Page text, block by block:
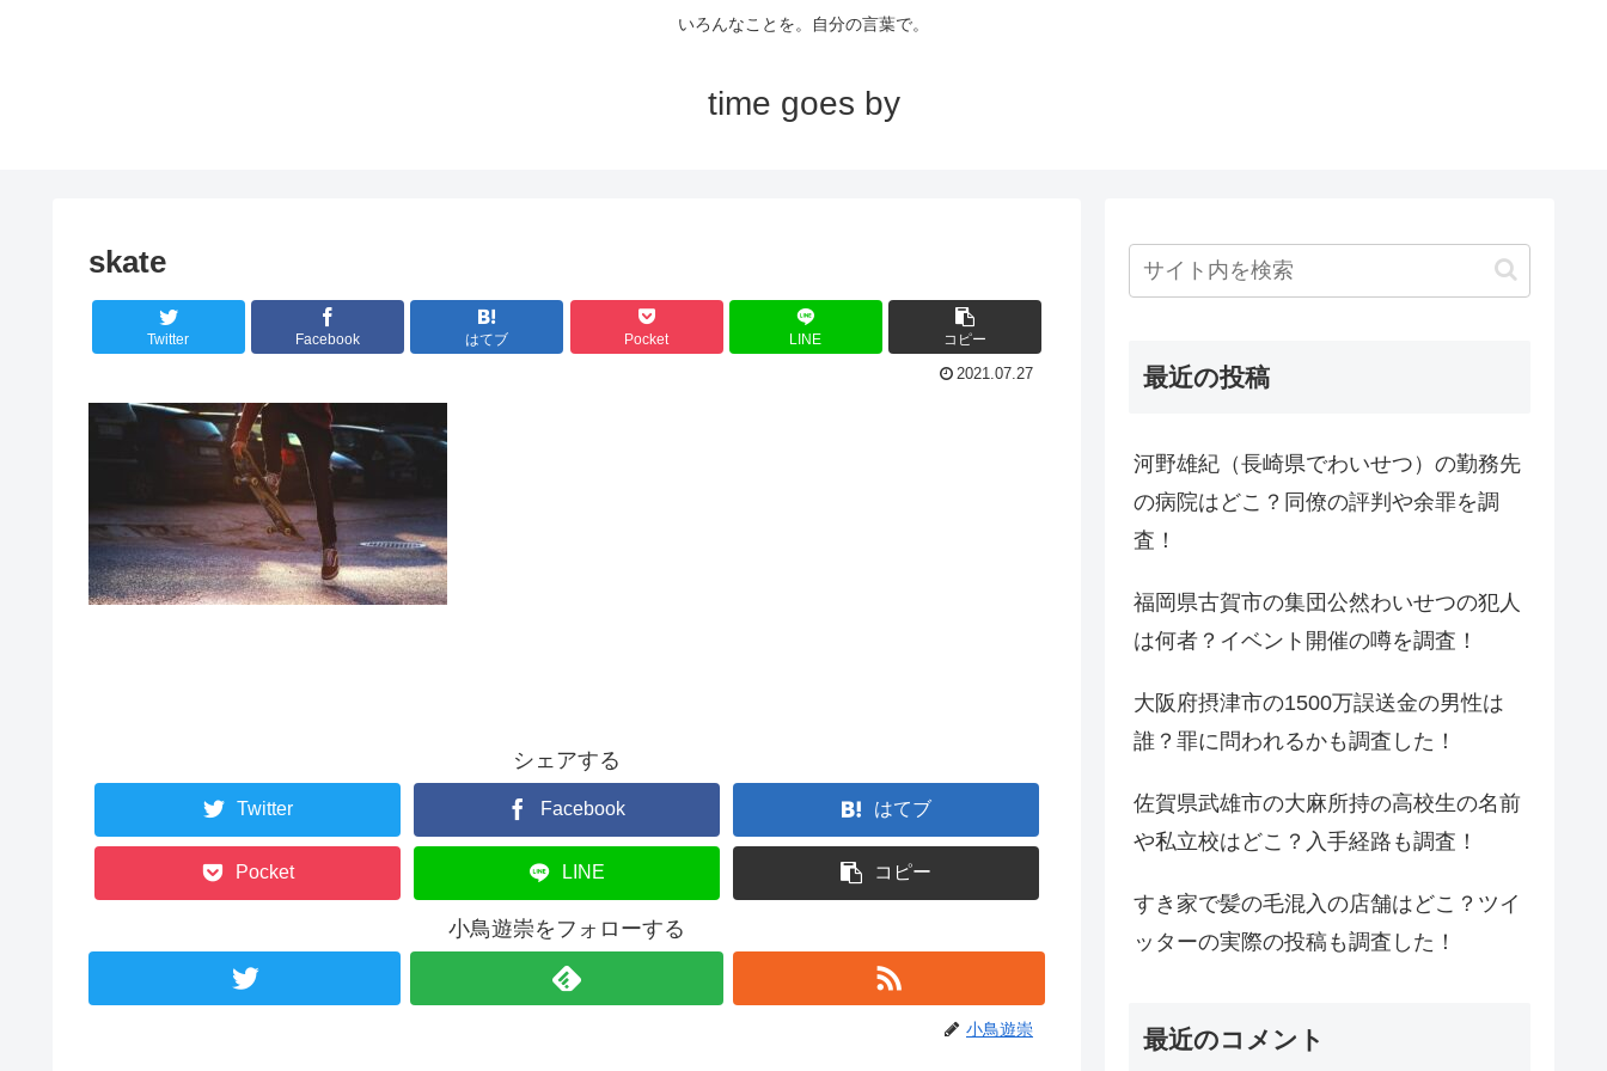
いろんなことを。自分の言葉で。
time goes by
skate
Twitter Facebook はてブ Pocket LINE コピー
2021.07.27
シェアする
Twitter Facebook はてブ
Pocket LINE コピー
小鳥遊崇をフォローする
小鳥遊崇
最近の投稿
河野雄紀（長崎県でわいせつ）の勤務先
の病院はどこ？同僚の評判や余罪を調
査！
福岡県古賀市の集団公然わいせつの犯人
は何者？イベント開催の噂を調査！
大阪府摂津市の1500万誤送金の男性は
誰？罪に問われるかも調査した！
佐賀県武雄市の大麻所持の高校生の名前
や私立校はどこ？入手経路も調査！
すき家で髪の毛混入の店舗はどこ？ツイ
ッターの実際の投稿も調査した！
最近のコメント